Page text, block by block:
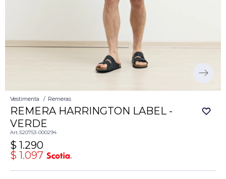
Vestimenta Remeras
REMERA HARRINGTON LABEL -
VERDE
520753-000294
$ 1.290
$ 1.097